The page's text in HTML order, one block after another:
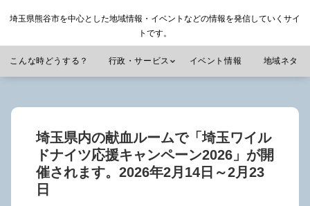
埼玉県熊谷市を中心とした地域情報・イベントなどの情報を発信していくサイ
トです。
こんな時どうする？ 行政・サービス イベント情報 地域ネタ
埼玉県内の献血ルームで「埼玉ワイル
ドナイツ応援キャンペーン2026」が開
催されます。2026年2月14日～2月23
日